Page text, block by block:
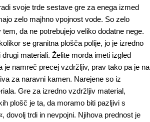
svoje trde sestave gre za enega izmed
zelo majhno vpojnost vode. So zelo
da ne potrebujejo veliko dodatne nege.
se granitna plošča polije, jo je izredno
materiali. Želite morda imeti izgled
namreč precej vzdržljiv, prav tako pa je na
za naravni kamen. Narejene so iz
Gre za izredno vzdržljiv material,
plošč je ta, da moramo biti pazljivi s
trdi in nevpojni. Njihova prednost je